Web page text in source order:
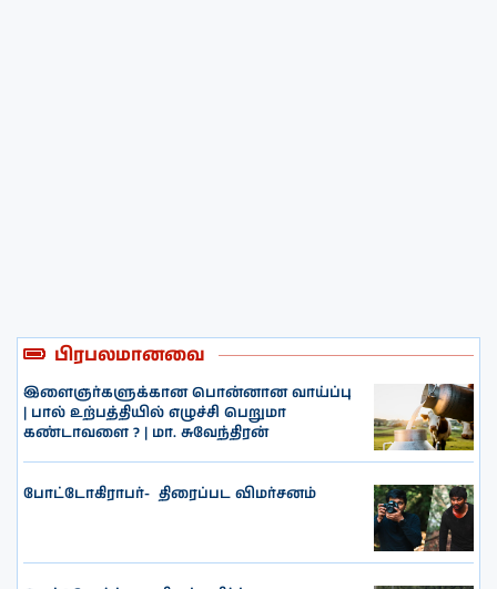
பிரபலமானவை
இளைஞர்களுக்கான பொன்னான வாய்ப்பு
| பால் உற்பத்தியில் எழுச்சி பெறுமா
கண்டாவளை ? | மா. சுவேந்திரன்
போட்டோகிராபர்- ‌ திரைப்பட விமர்சனம்